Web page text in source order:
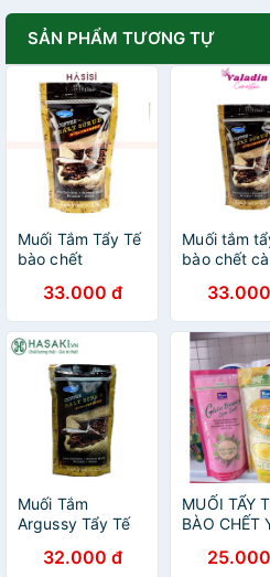
SẢN PHẨM TƯƠNG TỰ
Muối Tắm Tẩy Tế
bào chết
Coffee Salt Srub
280g - Cà Phê
33.000 đ
Muối tắm
bào chết
ARGUSSY
Salt Srub
Muối Tắm
Argussy Tẩy Tế
Cà Phê Coffee
32.000 đ
MUỐI TẨY
BÀO CHẾT
THÁI LAN